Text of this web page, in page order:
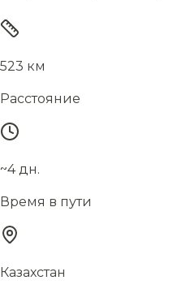
523 км
Расстояние
~4 дн.
Время в пути
Казахстан